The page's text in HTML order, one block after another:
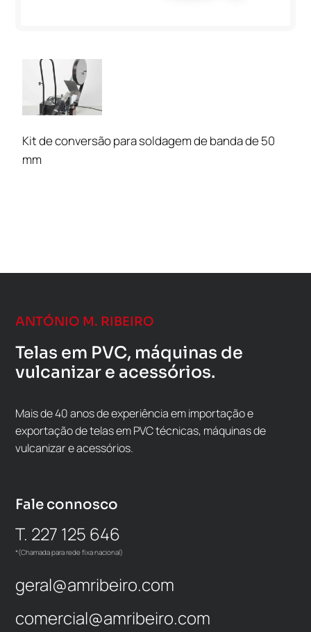
Kit de conversão para soldagem de banda de 50
mm
ANTÓNIO M. RIBEIRO
Telas em PVC, máquinas de
vulcanizar e acessórios.
Mais de 40 anos de experiência em importação e
exportação de telas em PVC técnicas, máquinas de
vulcanizar e acessórios.
Fale connosco
T. 227 125 646
*(Chamada para rede fixa nacional)
geral@amribeiro.com
comercial@amribeiro.com